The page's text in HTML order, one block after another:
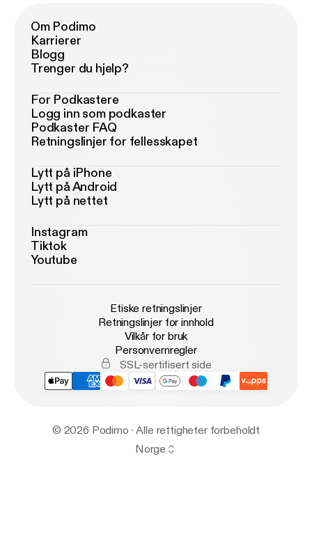
Om Podimo
Karrierer
Blogg
Trenger du hjelp?
For Podkastere
Logg inn som podkaster
Podkaster FAQ
Retningslinjer for fellesskapet
Lytt på iPhone
Lytt på Android
Lytt på nettet
Instagram
Tiktok
Youtube
Etiske retningslinjer
Retningslinjer for innhold
Vilkår for bruk
Personvernregler
SSL-sertifisert side
© 2026 Podimo · Alle rettigheter forbeholdt
Norge